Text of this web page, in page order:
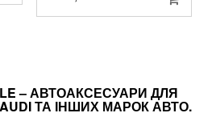
– АВТОАКСЕСУАРИ ДЛЯ
AUDI ТА ІНШИХ МАРОК АВТО.